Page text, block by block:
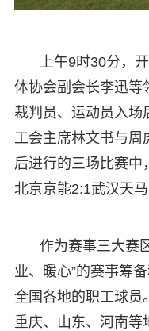
上午9时30分，
体协会副会长李迅等
裁判员、运动员入场
工会主席林文书与周
后进行的三场比赛中
北京京能2:1武汉天
作为赛事三大赛
业、暖心”的赛事筹
全国各地的职工球员
重庆、山东、河南等